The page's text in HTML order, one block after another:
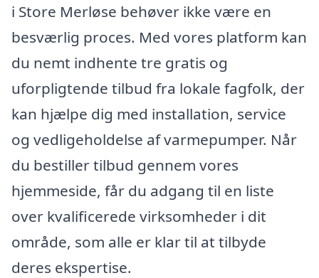
i Store Merløse behøver ikke være en
besværlig proces. Med vores platform kan
du nemt indhente tre gratis og
uforpligtende tilbud fra lokale fagfolk, der
kan hjælpe dig med installation, service
og vedligeholdelse af varmepumper. Når
du bestiller tilbud gennem vores
hjemmeside, får du adgang til en liste
over kvalificerede virksomheder i dit
område, som alle er klar til at tilbyde
deres ekspertise.